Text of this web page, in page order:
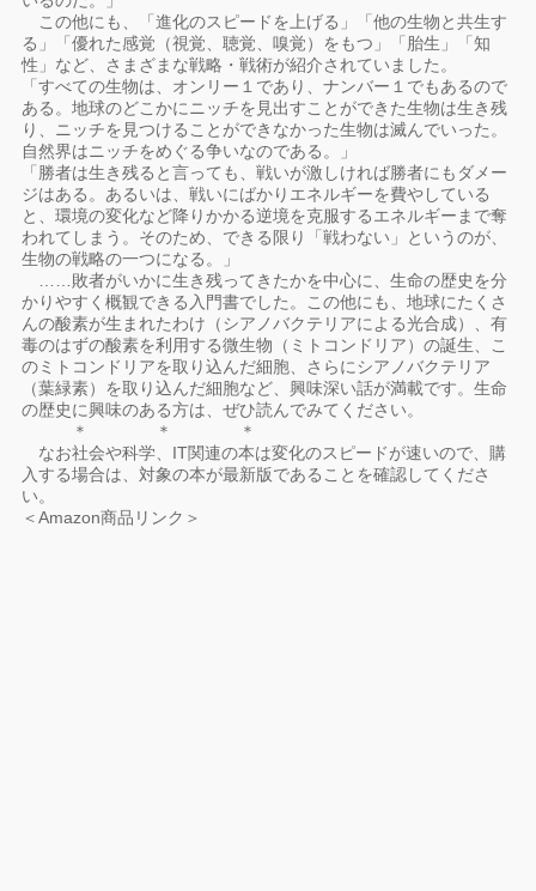
この他にも、「進化のスピードを上げる」「他の生物と共生す
る」「優れた感覚（視覚、聴覚、嗅覚）をもつ」「胎生」「知
性」など、さまざまな戦略・戦術が紹介されていました。
「すべての生物は、オンリー１であり、ナンバー１でもあるので
ある。地球のどこかにニッチを見出すことができた生物は生き残
り、ニッチを見つけることができなかった生物は滅んでいった。
自然界はニッチをめぐる争いなのである。」
「勝者は生き残ると言っても、戦いが激しければ勝者にもダメー
ジはある。あるいは、戦いにばかりエネルギーを費やしている
と、環境の変化など降りかかる逆境を克服するエネルギーまで奪
われてしまう。そのため、できる限り「戦わない」というのが、
生物の戦略の一つになる。」
……敗者がいかに生き残ってきたかを中心に、生命の歴史を分
かりやすく概観できる入門書でした。この他にも、地球にたくさ
んの酸素が生まれたわけ（シアノバクテリアによる光合成）、有
毒のはずの酸素を利用する微生物（ミトコンドリア）の誕生、こ
のミトコンドリアを取り込んだ細胞、さらにシアノバクテリア
（葉緑素）を取り込んだ細胞など、興味深い話が満載です。生命
の歴史に興味のある方は、ぜひ読んでみてください。
＊ ＊ ＊
なお社会や科学、IT関連の本は変化のスピードが速いので、購
入する場合は、対象の本が最新版であることを確認してくださ
い。
＜Amazon商品リンク＞